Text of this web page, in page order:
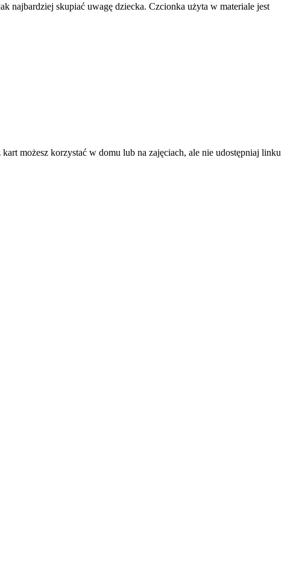
najbardziej skupiać uwagę dziecka. Czcionka użyta w materiale jest
możesz korzystać w domu lub na zajęciach, ale nie udostępniaj linku